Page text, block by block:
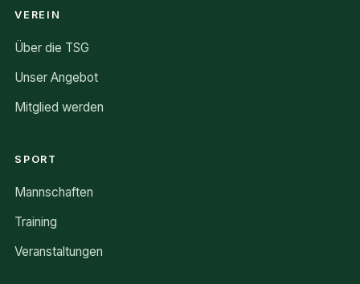
VEREIN
Über die TSG
Unser Angebot
Mitglied werden
SPORT
Mannschaften
Training
Veranstaltungen